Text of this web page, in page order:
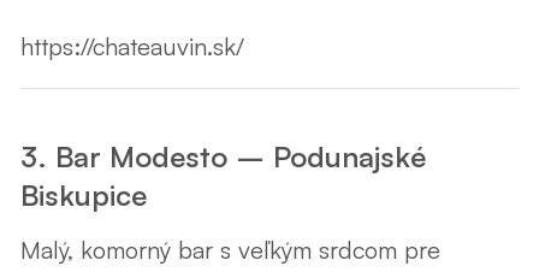
https://chateauvin.sk/
3. Bar Modesto – Podunajské
Biskupice
Malý, komorný bar s veľkým srdcom pre